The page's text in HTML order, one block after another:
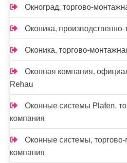
Окноград, торгово-
Оконика,
Оконика, торгово-
Оконная компания,
Rehau
Оконные системы Plafen,
компания
Оконные системы, торгово-
компания